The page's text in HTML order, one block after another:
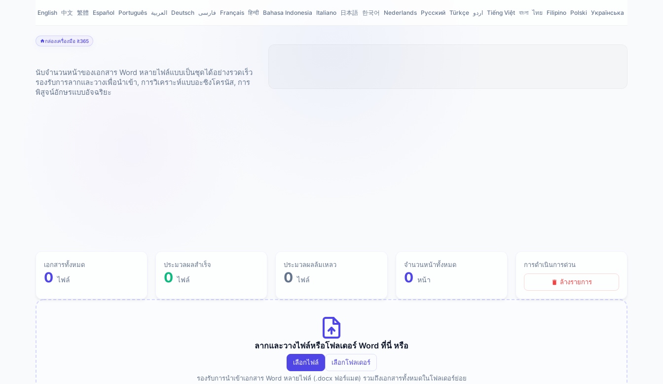
English 中文 繁體 Español Português العربية Deutsch فارسی Français हिन्दी Bahasa Indonesia Italiano 日本語 한국어 Nederlands Русский Türkçe اردو Tiếng Việt বাংলা ไทย Filipino Polski Українська
กล่องเครื่องมือ it365
นับจำนวนหน้าของเอกสาร Word หลายไฟล์แบบเป็นชุดได้อย่างรวดเร็ว
รองรับการลากและวางเพื่อนำเข้า, การวิเคราะห์แบบอะซิงโครนัส, การ
พิสูจน์อักษรแบบอัจฉริยะ
เอกสารทั้งหมด
0 ไฟล์
ประมวลผลสำเร็จ
0 ไฟล์
ประมวลผลล้มเหลว
0 ไฟล์
จำนวนหน้าทั้งหมด
0 หน้า
การดำเนินการด่วน
ล้างรายการ
ลากและวางไฟล์หรือโฟลเดอร์ Word ที่นี่ หรือ
เลือกไฟล์ เลือกโฟลเดอร์
รองรับการนำเข้าเอกสาร Word หลายไฟล์ (.docx ฟอร์แมต) รวมถึงเอกสารทั้งหมดในโฟลเดอร์ย่อย